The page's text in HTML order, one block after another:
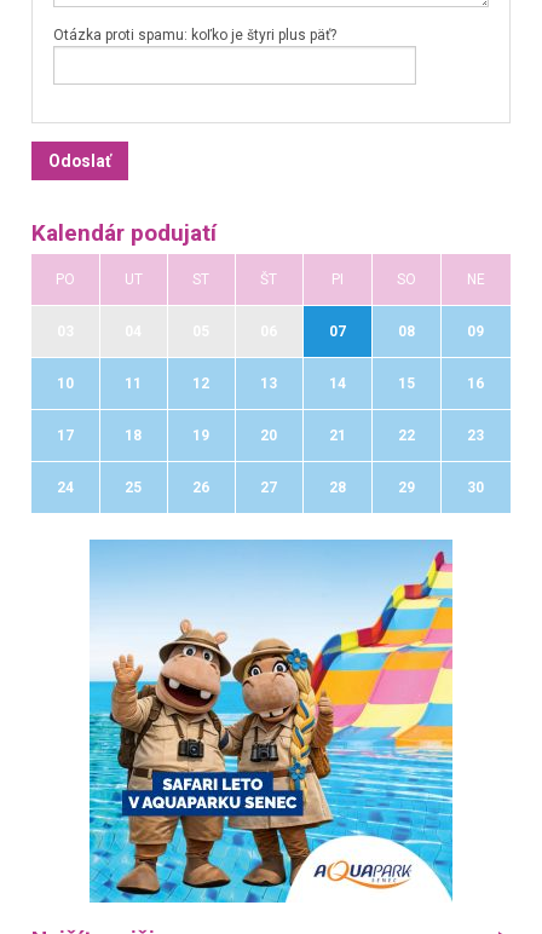
Otázka proti spamu: koľko je štyri plus päť?
Kalendár podujatí
PO UT ST ŠT PI SO NE
07 08 09
10 11 12 13 14 15 16
17 18 19 20 21 22 23
24 25 26 27 28 29 30